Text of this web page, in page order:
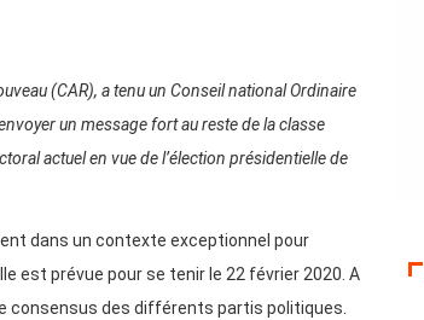
(CAR), a tenu un Conseil national Ordinaire
un message fort au reste de la classe
actuel en vue de l’élection présidentielle de
dans un contexte exceptionnel pour
est prévue pour se tenir le 22 février 2020. A
consensus des différents partis politiques.